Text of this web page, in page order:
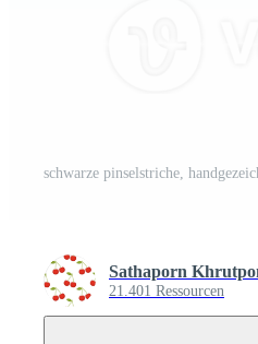
schwarze pinselstriche,
Sathaporn
21.401 Ressourcen